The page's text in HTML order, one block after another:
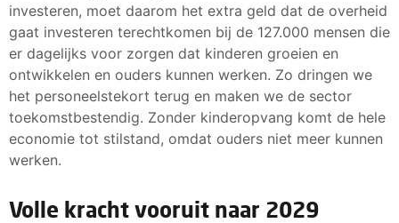
investeren, moet daarom het extra geld dat de overheid
gaat investeren terechtkomen bij de 127.000 mensen die
er dagelijks voor zorgen dat kinderen groeien en
ontwikkelen en ouders kunnen werken. Zo dringen we
het personeelstekort terug en maken we de sector
toekomstbestendig. Zonder kinderopvang komt de hele
economie tot stilstand, omdat ouders niet meer kunnen
werken.
Volle kracht vooruit naar 2029